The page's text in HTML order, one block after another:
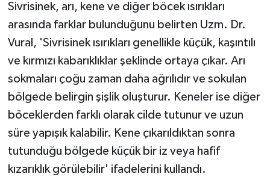
Sivrisinek, arı, kene ve diğer böcek ısırıkları
arasında farklar bulunduğunu belirten Uzm. Dr.
Vural, 'Sivrisinek ısırıkları genellikle küçük, kaşıntılı
ve kırmızı kabarıklıklar şeklinde ortaya çıkar. Arı
sokmaları çoğu zaman daha ağrılıdır ve sokulan
bölgede belirgin şişlik oluşturur. Keneler ise diğer
böceklerden farklı olarak cilde tutunur ve uzun
süre yapışık kalabilir. Kene çıkarıldıktan sonra
tutunduğu bölgede küçük bir iz veya hafif
kızarıklık görülebilir' ifadelerini kullandı.